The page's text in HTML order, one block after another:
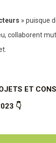
» puisque
collaborent
ET
👇